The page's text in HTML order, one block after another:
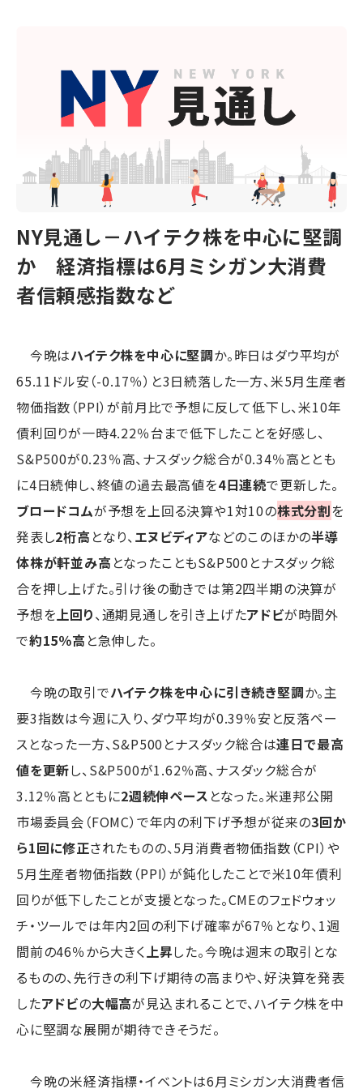
NY見通し－ハイテク株を中心に堅調
か 経済指標は6月ミシガン大消費
者信頼感指数など
今晩はハイテク株を中心に堅調か。昨日はダウ平均が
65.11ドル安（-0.17％）と3日続落した一方、米5月生産者
物価指数（PPI）が前月比で予想に反して低下し、米10年
債利回りが一時4.22％台まで低下したことを好感し、
S&P500が0.23％高、ナスダック総合が0.34％高ととも
に4日続伸し、終値の過去最高値を4日連続で更新した。
ブロードコムが予想を上回る決算や1対10の株式分割を
発表し2桁高 となり、 エヌビディアなどのこのほかの半導
体株が軒並み高 となったこともS&P500とナスダック総
合を押し上げた。引け後の動きでは第2四半期の決算が
予想を 上回り、通期見通しを引き上げたアドビが時間外
で約15％高 と急伸した。
今晩の取引でハイテク株を中心に引き続き堅調か。主
要3指数は今週に入り、ダウ平均が0.39％安と反落ペー
スとなった一方、S&P500とナスダック総合は連日で最高
値を更新し、S&P500が1.62％高、ナスダック総合が
3.12％高とともに2週続伸ペース となった。米連邦公開
市場委員会（FOMC）で年内の利下げ予想が従来の3回か
ら1回に修正されたものの、5月消費者物価指数（CPI）や
5月生産者物価指数（PPI）が鈍化したことで米10年債利
回りが低下したことが支援となった。CMEのフェドウォッ
チ・ツールでは年内2回の利下げ確率が67％となり、1週
間前の46％から大きく 上昇した。今晩は週末の取引とな
るものの、先行きの利下げ期待の高まりや、好決算を発表
したアドビの大幅高が見込まれることで、ハイテク株を中
心に堅調な展開が期待できそうだ。
今晩の米経済指標・イベントは6月ミシガン大消費者信